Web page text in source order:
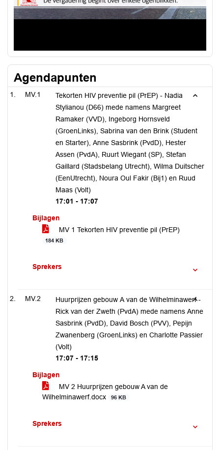
Agendapunten
MV.1
Tekorten HIV preventie pil (PrEP) - Nadia
Stylianou (D66) mede namens Margreet
Ramaker (VVD), Ingeborg Hornsveld
(GroenLinks), Sabrina van den Brink (Student
en Starter), Anne Sasbrink (PvdD), Hester
Assen (PvdA), Ruurt Wiegant (SP), Stefan
Gaillard (Stadsbelang Utrecht), Wilma Duitscher
(EenUtrecht), Noura Oul Fakir (Bij1) en Ruud
Maas (Volt)
17:01 - 17:07
Bijlagen
MV 1 Tekorten HIV preventie pil (PrEP)
184 KB
Sprekers
MV.2
Huurprijzen gebouw A van de Wilhelminawerf -
Rick van der Zweth (PvdA) mede namens Anne
Sasbrink (PvdD), David Bosch (PVV), Pepijn
Zwanenberg (GroenLinks) en Charlotte Passier
(Volt)
17:07 - 17:15
Bijlagen
MV 2 Huurprijzen gebouw A van de
Wilhelminawerf.docx
96 KB
Sprekers